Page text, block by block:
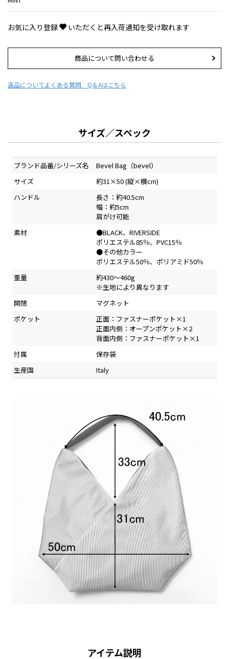
お気に入り登録 いただくと再入荷通知を受け取れます
商品について問い合わせる
返品についてよくある質問 Q＆Aはこちら
サイズ／スペック
ブランド品番/シリーズ名
Bevel Bag（bevel）
サイズ
約31×50 (縦×横cm)
ハンドル
長さ：約40.5cm
幅：約5cm
肩がけ可能
素材
●BLACK、RIVERSIDE
ポリエステル85％、PVC15％
●その他カラー
ポリエステル50％、ポリアミド50％
重量
約430～460g
※生地により異なります
開閉
マグネット
ポケット
正面：ファスナーポケット×1
正面内側：オープンポケット×2
背面内側：ファスナーポケット×1
付属
保存袋
生産国
Italy
アイテム説明